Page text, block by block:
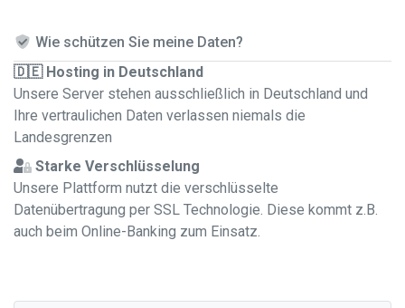
Wie schützen Sie meine Daten?
🇩🇪 Hosting in Deutschland
Unsere Server stehen ausschließlich in Deutschland und
Ihre vertraulichen Daten verlassen niemals die
Landesgrenzen
Starke Verschlüsselung
Unsere Plattform nutzt die verschlüsselte
Datenübertragung per SSL Technologie. Diese kommt z.B.
auch beim Online-Banking zum Einsatz.